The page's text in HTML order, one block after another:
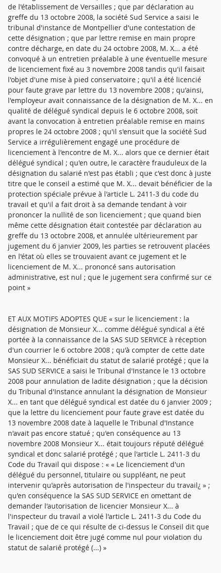
de l'établissement de Versailles ; que par déclaration au
greffe du 13 octobre 2008, la société Sud Service a saisi le
tribunal d'instance de Montpellier d'une contestation de
cette désignation ; que par lettre remise en main propre
contre décharge, en date du 24 octobre 2008, M. X... a été
convoqué à un entretien préalable à une éventuelle mesure
de licenciement fixé au 3 novembre 2008 tandis qu'il faisait
l'objet d'une mise à pied conservatoire ; qu'il a été licencié
pour faute grave par lettre du 13 novembre 2008 ; qu'ainsi,
l'employeur avait connaissance de la désignation de M. X... en
qualité de délégué syndical depuis le 6 octobre 2008, soit
avant la convocation à entretien préalable remise en mains
propres le 24 octobre 2008 ; qu'il s'ensuit que la société Sud
Service a irrégulièrement engagé une procédure de
licenciement à l'encontre de M. X... alors que ce dernier était
délégué syndical ; qu'en outre, le caractère frauduleux de la
désignation du salarié n'est pas établi ; que c'est donc à juste
titre que le conseil a estimé que M. X... devait bénéficier de la
protection spéciale prévue à l'article L. 2411-3 du code du
travail et qu'il a fait droit à sa demande tendant à voir
prononcer la nullité de son licenciement ; que quand bien
même cette désignation était contestée par déclaration au
greffe du 13 octobre 2008, et annulée ultérieurement par
jugement du 6 janvier 2009, les parties se retrouvent placées
en l'état où elles se trouvaient avant ce jugement et le
licenciement de M. X... prononcé sans autorisation
administrative, est nul ; que le jugement sera confirmé sur ce
point »
ET AUX MOTIFS ADOPTES QUE « sur le licenciement : la
désignation de Monsieur X... comme délégué syndical a été
portée à la connaissance de la SAS SUD SERVICE à réception
d'un courrier le 6 octobre 2008 ; qu'à compter de cette date
Monsieur X... bénéficiait du statut de salarié protégé ; que la
SAS SUD SERVICE a saisi le Tribunal d'Instance le 13 octobre
2008 pour annulation de ladite désignation ; que la décision
du Tribunal d'Instance annulant la désignation de Monsieur
X... en tant que délégué syndical est datée du 6 janvier 2009 ;
que la lettre du licenciement pour faute grave est datée du
13 novembre 2008 date à laquelle le Tribunal d'Instance
n'avait pas encore statué ; qu'en conséquence au 13
novembre 2008 Monsieur X... était toujours réputé délégué
syndical et donc salarié protégé ; que l'article L. 2411-3 du
Code du Travail qui dispose : « « Le licenciement d'un
délégué du personnel, titulaire ou suppléant, ne peut
intervenir qu'après autorisation de l'inspecteur du travail¿ » ;
qu'en conséquence la SAS SUD SERVICE en omettant de
demander l'autorisation de licencier Monsieur X... à
l'inspecteur du travail a violé l'article L. 2411-3 du Code du
Travail ; que de ce qui résulte de ci-dessus le Conseil dit que
le licenciement doit être jugé comme nul pour violation du
statut de salarié protégé (...) »